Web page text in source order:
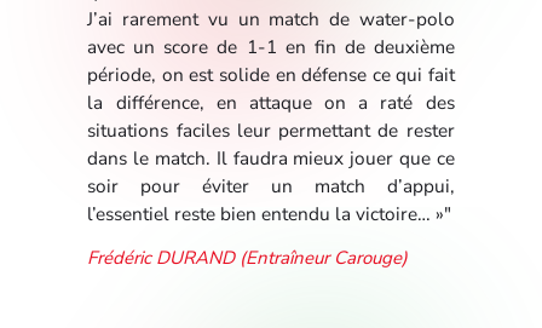
J’ai rarement vu un match de water-polo
avec un score de 1-1 en fin de deuxième
période, on est solide en défense ce qui fait
la différence, en attaque on a raté des
situations faciles leur permettant de rester
dans le match. Il faudra mieux jouer que ce
soir pour éviter un match d’appui,
l’essentiel reste bien entendu la victoire… »"
Frédéric DURAND (Entraîneur Carouge)